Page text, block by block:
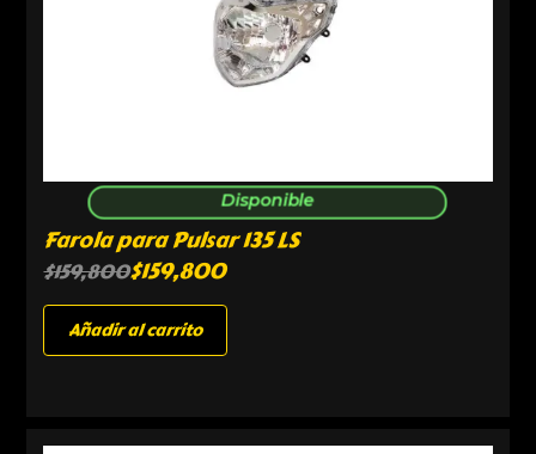
Disponible
Farola para Pulsar 135 LS
$159,800$159,800
Añadir al carrito